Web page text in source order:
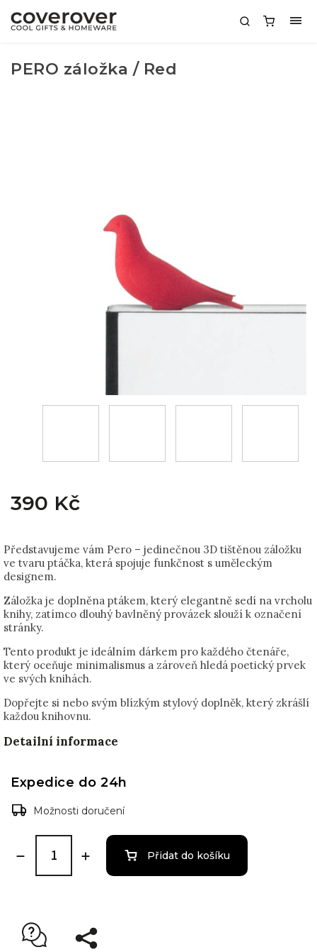
PERO záložka / Red
390 Kč
Představujeme vám Pero – jedinečnou 3D tištěnou záložku
ve tvaru ptáčka, která spojuje funkčnost s uměleckým
designem.
Záložka je doplněna ptákem, který elegantně sedí na vrcholu
knihy, zatímco dlouhý bavlněný provázek slouží k označení
stránky.
Tento produkt je ideálním dárkem pro každého čtenáře,
který oceňuje minimalismus a zároveň hledá poetický prvek
ve svých knihách.
Dopřejte si nebo svým blízkým stylový doplněk, který zkrášlí
každou knihovnu.
Detailní informace
Expedice do 24h
Možnosti doručení
Přidat do košíku